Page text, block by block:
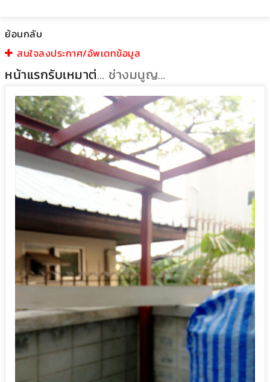
ย้อนกลับ
สนใจลงประกาศ/อัพเดทข้อมูล
หน้าแรก รับเหมาต่อเติม ช่างมนูญรับเหมาต่อเติมบ้าน